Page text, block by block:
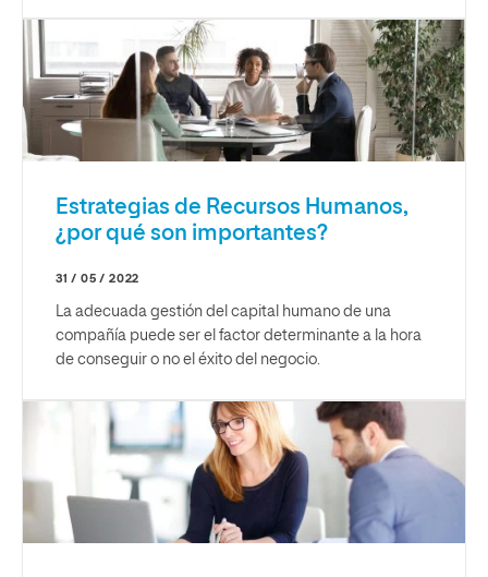
Estrategias de Recursos Humanos,
¿por qué son importantes?
31 / 05 / 2022
La adecuada gestión del capital humano de una
compañía puede ser el factor determinante a la hora
de conseguir o no el éxito del negocio.